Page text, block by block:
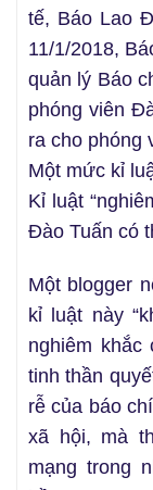
tế, Báo Lao
11/1/2018,
quản lý Báo
phóng viên
ra cho phóng
Một mức kỉ
Kỉ luật
Đào Tuấn có
Một blogger
kỉ luật này
nghiêm
tinh thần
rễ của báo
xã hội, mà
mạng trong